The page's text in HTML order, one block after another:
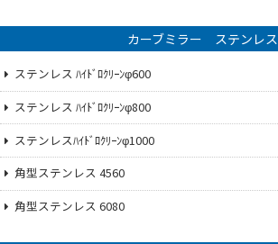
カーブミラー ステンレス
ステンレス ﾊｲﾄﾞﾛｸﾘｰﾝφ600
ステンレス ﾊｲﾄﾞﾛｸﾘｰﾝφ800
ステンレスﾊｲﾄﾞﾛｸﾘｰﾝφ1000
角型ステンレス 4560
角型ステンレス 6080